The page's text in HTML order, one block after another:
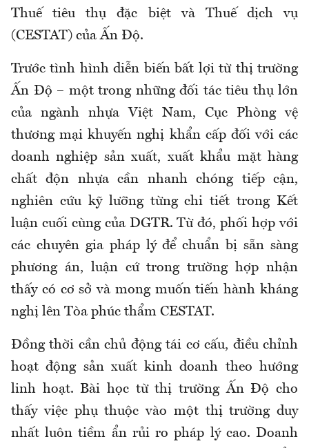
Thuế tiêu thụ đặc biệt và Thuế dịch vụ
(CESTAT) của Ấn Độ.
Trước tình hình diễn biến bất lợi từ thị trường
Ấn Độ – một trong những đối tác tiêu thụ lớn
của ngành nhựa Việt Nam, Cục Phòng vệ
thương mại khuyến nghị khẩn cấp đối với các
doanh nghiệp sản xuất, xuất khẩu mặt hàng
chất độn nhựa cần nhanh chóng tiếp cận,
nghiên cứu kỹ lưỡng từng chi tiết trong Kết
luận cuối cùng của DGTR. Từ đó, phối hợp với
các chuyên gia pháp lý để chuẩn bị sẵn sàng
phương án, luận cứ trong trường hợp nhận
thấy có cơ sở và mong muốn tiến hành kháng
nghị lên Tòa phúc thẩm CESTAT.
Đồng thời cần chủ động tái cơ cấu, điều chỉnh
hoạt động sản xuất kinh doanh theo hướng
linh hoạt. Bài học từ thị trường Ấn Độ cho
thấy việc phụ thuộc vào một thị trường duy
nhất luôn tiềm ẩn rủi ro pháp lý cao. Doanh